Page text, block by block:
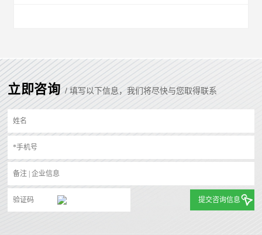
立即咨询 / 填写以下信息，我们将尽快与您取得联系
提交咨询信息